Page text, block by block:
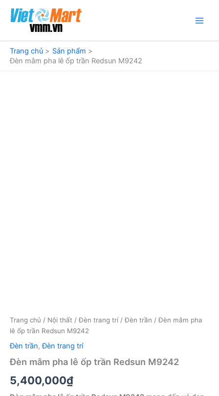
dung
Trang chủ
Sản phẩm
Đèn mâm pha lê ốp trần Redsun M9242
Trang chủ / Nội thất / Đèn trang trí/ Đèn trần / Đèn mâm pha
lê ốp trần Redsun M9242
Đèn trần,Đèn trang trí
Đèn mâm pha lê ốp trần Redsun M9242
5,400,000₫